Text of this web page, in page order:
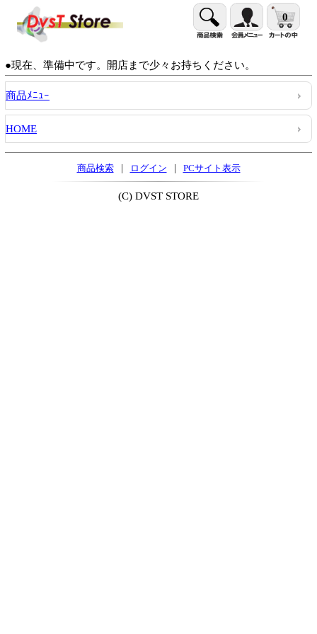
0
●現在、準備中です。開店まで少々お持ちください。
商品ﾒﾆｭｰ
HOME
商品検索 | ログイン | PCサイト表示
(C) DVST STORE